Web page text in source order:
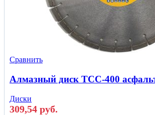
Сравнить
Алмазный диск ТСС-400
Диски
309,54 руб.